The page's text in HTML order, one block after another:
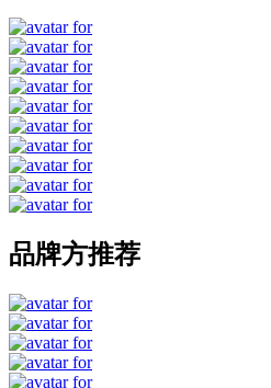
品牌方推荐